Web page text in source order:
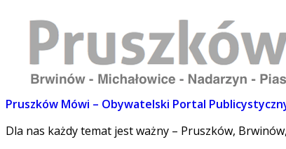
Pruszków Mówi – Obywatelski Portal
Dla nas każdy temat jest ważny – Pruszków,